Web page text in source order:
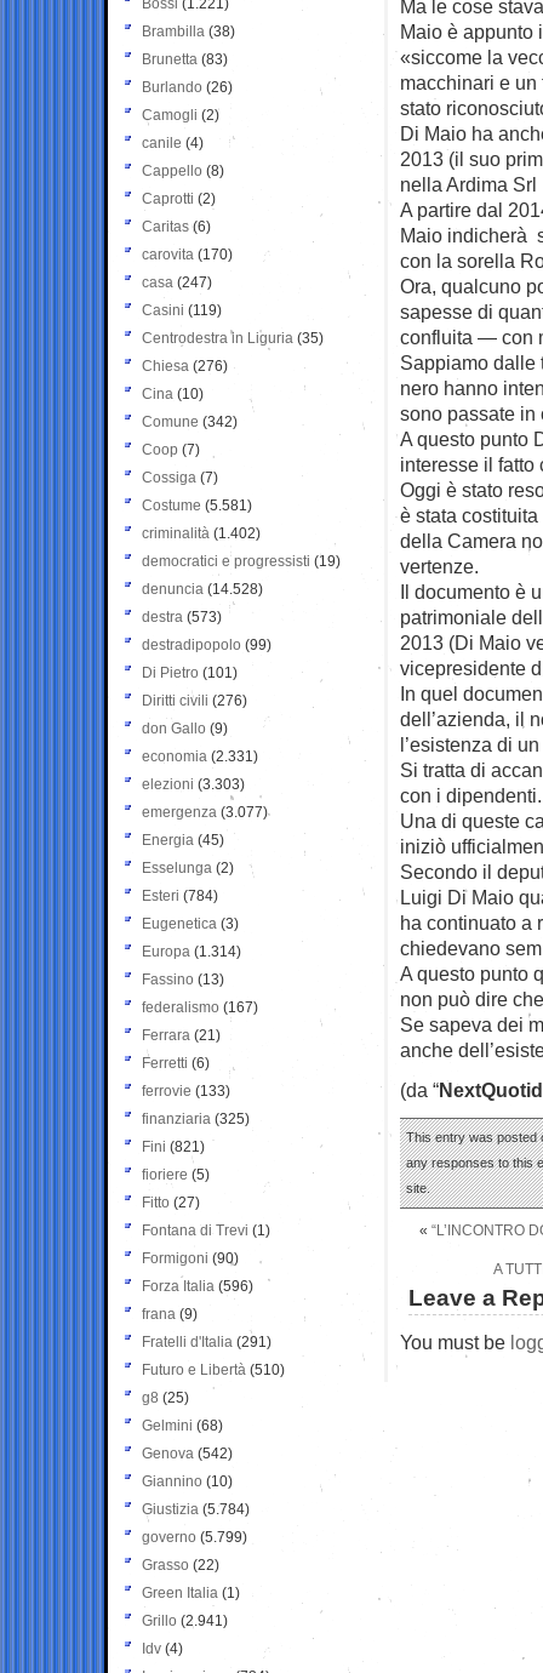
Ma le cose
Maio è appunto
«siccome la
macchinari e
stato
Di Maio ha
2013 (il suo
nella Ardima Srl
A partire dal
Maio indicherà
con la sorella
Ora, qualcuno
sapesse di
confluita — con
Sappiamo dalle
nero hanno
sono passate in
A questo punto
interesse il fatto
Oggi è stato
è stata
della Camera
vertenze.
Il documento è
patrimoniale
2013 (Di Maio
vicepresidente
In quel
dell’azienda, il
l’esistenza di
Si tratta di
con i dipendenti.
Una di queste
iniziò
Secondo il
Luigi Di Maio
ha continuato a
chiedevano
A questo punto
non può dire
Se sapeva dei
anche
(da “
This entry was posted
any responses to this
site.
« “L’INCONTRO
A
Leave a
You must be
Bossi (1.221)
Brambilla (38)
Brunetta (83)
Burlando (26)
Camogli (2)
canile (4)
Cappello (8)
Caprotti (2)
Caritas (6)
carovita (170)
casa (247)
Casini (119)
Centrodestra in Liguria (35)
Chiesa (276)
Cina (10)
Comune (342)
Coop (7)
Cossiga (7)
Costume (5.581)
criminalità (1.402)
democratici e progressisti (19)
denuncia (14.528)
destra (573)
destradipopolo (99)
Di Pietro (101)
Diritti civili (276)
don Gallo (9)
economia (2.331)
elezioni (3.303)
emergenza (3.077)
Energia (45)
Esselunga (2)
Esteri (784)
Eugenetica (3)
Europa (1.314)
Fassino (13)
federalismo (167)
Ferrara (21)
Ferretti (6)
ferrovie (133)
finanziaria (325)
Fini (821)
fioriere (5)
Fitto (27)
Fontana di Trevi (1)
Formigoni (90)
Forza Italia (596)
frana (9)
Fratelli d'Italia (291)
Futuro e Libertà (510)
g8 (25)
Gelmini (68)
Genova (542)
Giannino (10)
Giustizia (5.784)
governo (5.799)
Grasso (22)
Green Italia (1)
Grillo (2.941)
Idv (4)